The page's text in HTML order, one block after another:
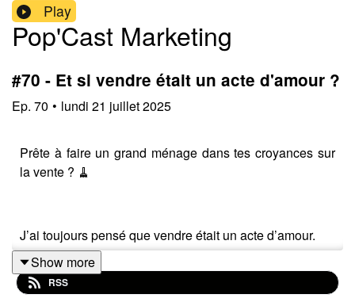
Play
Pop'Cast Marketing
#70 - Et si vendre était un acte d'amour ?
Ep. 70 • lundi 21 juillet 2025
Prête à faire un grand ménage dans tes croyances sur
la vente ? 🧹
J’ai toujours pensé que vendre était un acte d’amour.
Pour toi. Pour ton business. Et pour ta cliente.
Show more
RSS